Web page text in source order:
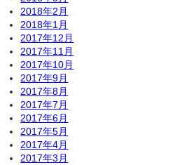
2018年2月
2018年1月
2017年12月
2017年11月
2017年10月
2017年9月
2017年8月
2017年7月
2017年6月
2017年5月
2017年4月
2017年3月